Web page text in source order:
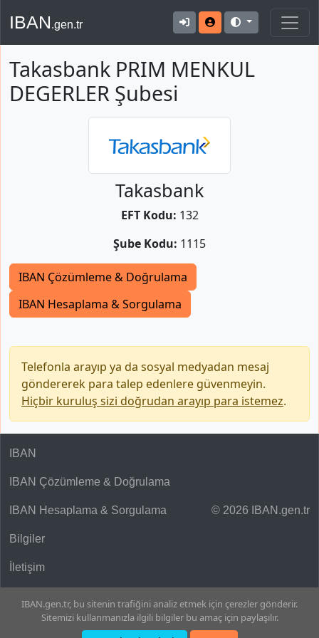
IBAN.gen.tr
Takasbank PRIM MENKUL
DEGERLER Şubesi
Takasbank
EFT Kodu: 132
Şube Kodu: 1115
IBAN Çözümleme & Doğrulama
IBAN Hesaplama & Sorgulama
Telefonla arayıp ya da sosyal medyadan mesaj
göndererek para talep edenlere güvenmeyin.
Hiçbir kuruluş sizi doğrudan arayıp para istemez.
© 2026 IBAN.gen.tr
IBAN
IBAN Çözümleme & Doğrulama
IBAN Hesaplama & Sorgulama
Bilgiler
İletişim
IBAN.gen.tr, bu sitenin trafiğini analiz etmek için çerezler gönderir.
Sitemizi kullanmanızla ilgili bilgiler bu amaç için paylaşılır.